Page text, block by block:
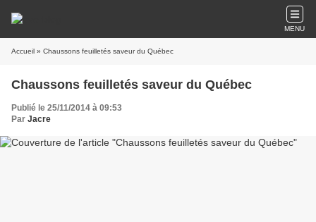
MENU
Accueil » Chaussons feuilletés saveur du Québec
Chaussons feuilletés saveur du Québec
Publié le 25/11/2014 à 09:53
Par Jacre